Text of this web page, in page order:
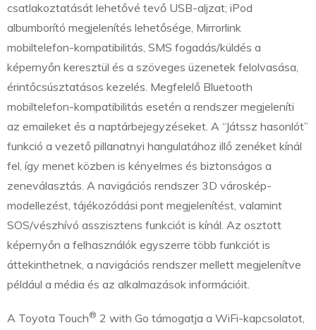
csatlakoztatását lehetővé tevő USB-aljzat; iPod
albumborító megjelenítés lehetősége, Mirrorlink
mobiltelefon-kompatibilitás, SMS fogadás/küldés a
képernyőn keresztül és a szöveges üzenetek felolvasása,
érintőcsúsztatásos kezelés. Megfelelő Bluetooth
mobiltelefon-kompatibilitás esetén a rendszer megjeleníti
az emaileket és a naptárbejegyzéseket. A “Játssz hasonlót”
funkció a vezető pillanatnyi hangulatához illő zenéket kínál
fel, így menet közben is kényelmes és biztonságos a
zeneválasztás. A navigációs rendszer 3D városkép-
modellezést, tájékozódási pont megjelenítést, valamint
SOS/vészhívó asszisztens funkciót is kínál. Az osztott
képernyőn a felhasználók egyszerre több funkciót is
áttekinthetnek, a navigációs rendszer mellett megjelenítve
például a média és az alkalmazások információit.
A Toyota Touch® 2 with Go támogatja a WiFi-kapcsolatot,